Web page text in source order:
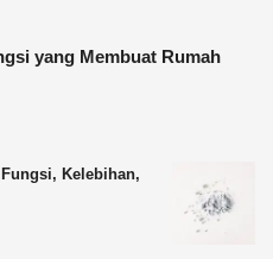
yang Membuat Rumah
Kelebihan,